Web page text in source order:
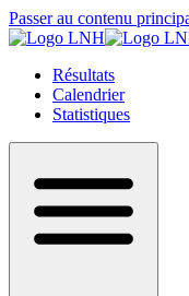
Passer au contenu
Résultats
Calendrier
Statistiques